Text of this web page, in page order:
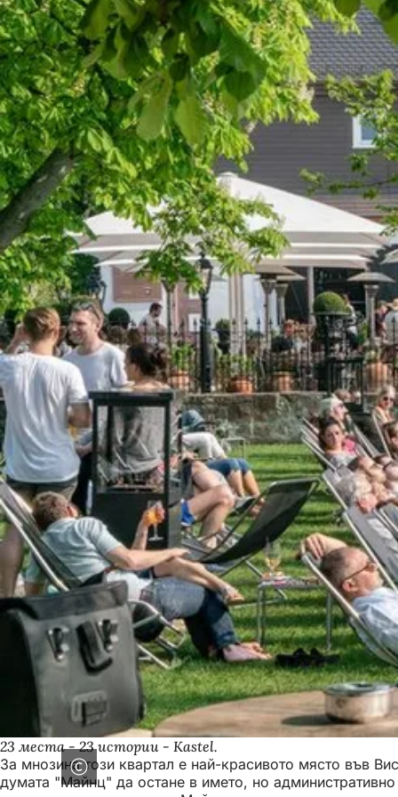
23 места - 23 истории - Kastel.
За мнозина този квартал е най-красивото място във
думата "Майнц" да остане в името, но